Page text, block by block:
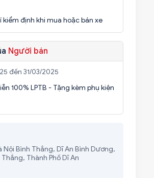
kiểm định khi mua hoặc bán xe
Người bán
đến 31/03/2025
100% LPTB - Tặng kèm phụ kiện
Nội Bình Thắng, Dĩ An Bình Dương,
Thành Phố Dĩ An